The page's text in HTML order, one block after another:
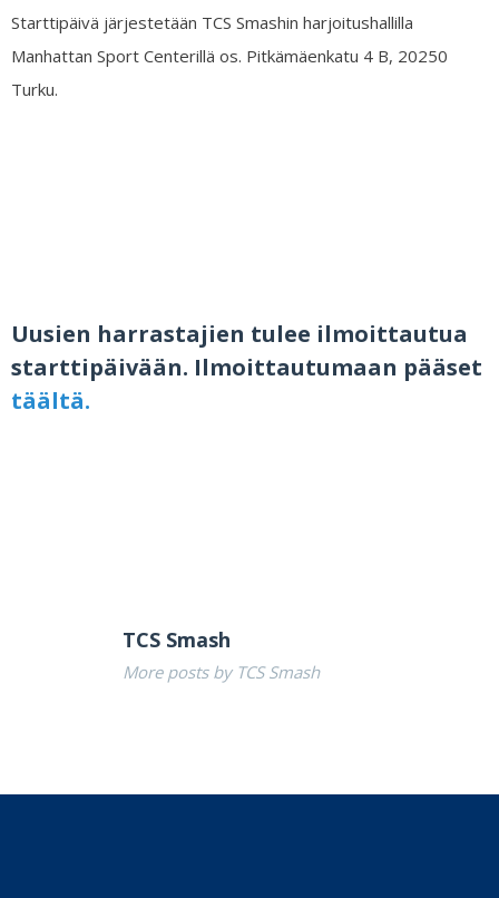
Starttipäivä järjestetään TCS Smashin harjoitushallilla
Manhattan Sport Centerillä os. Pitkämäenkatu 4 B, 20250
Turku.
Uusien harrastajien tulee ilmoittautua
starttipäivään. Ilmoittautumaan pääset
täältä.
TCS Smash
More posts by TCS Smash